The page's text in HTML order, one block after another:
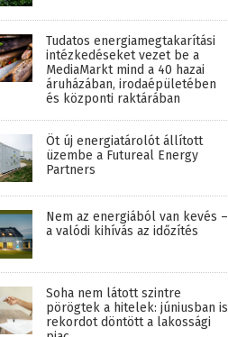
Tudatos energiamegtakarítási
intézkedéseket vezet be a
MediaMarkt mind a 40 hazai
áruházában, irodaépületében
és központi raktárában
Öt új energiatárolót állított
üzembe a Futureal Energy
Partners
Nem az energiából van kevés –
a valódi kihívás az időzítés
Soha nem látott szintre
pörögtek a hitelek: júniusban is
rekordot döntött a lakossági